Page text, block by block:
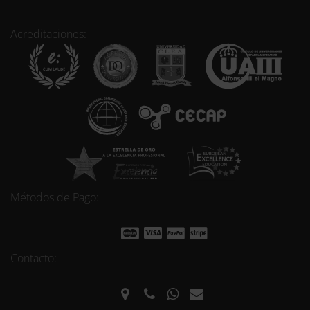
Acreditaciones:
Métodos de Pago:
Contacto: